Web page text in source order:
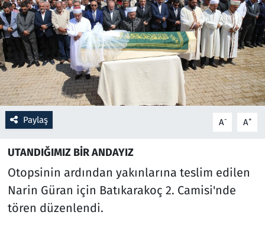
Paylaş A- A+
UTANDIĞIMIZ BİR ANDAYIZ
Otopsinin ardından yakınlarına teslim edilen
Narin Güran için Batıkarakoç 2. Camisi'nde
tören düzenlendi.
Ramazan
Resmi İlanlar
Rüya Tabirleri
Sağlık
Seçim 2023
Spor